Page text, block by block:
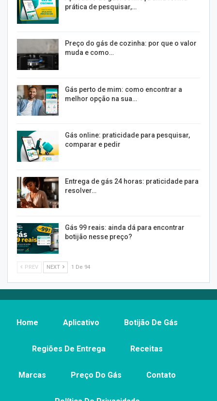
prática de pesquisar,…
Preço do gás de cozinha: por que o valor
muda e como…
Gás perto de mim: como encontrar a
melhor opção na sua…
Gás online: praticidade para pesquisar,
comparar e pedir
Entrega de gás 24 horas: praticidade para
resolver…
Gás 99 reais: ainda dá para encontrar
botijão nesse preço?
PREV NEXT 1 De 94
Home Aplicativo Botijão De Gás
Regiões De Entrega Receitas
Marcas Preço Do Gás Contato